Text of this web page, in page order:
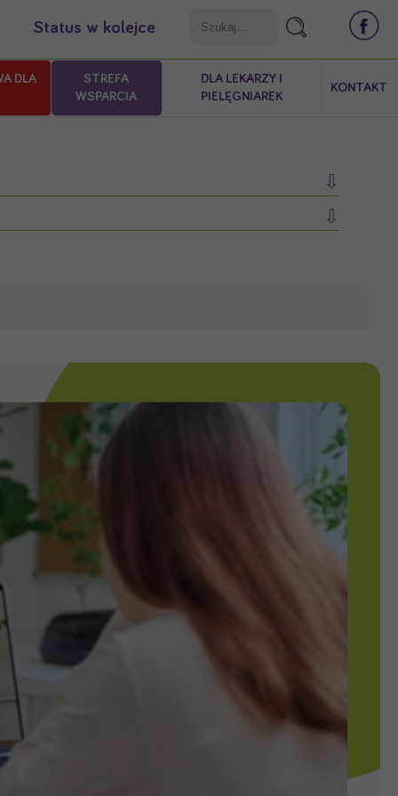
Status w kolejce
DLA
STREFA
WSPARCIA
DLA LEKARZY I
PIELĘGNIAREK
KONTAKT